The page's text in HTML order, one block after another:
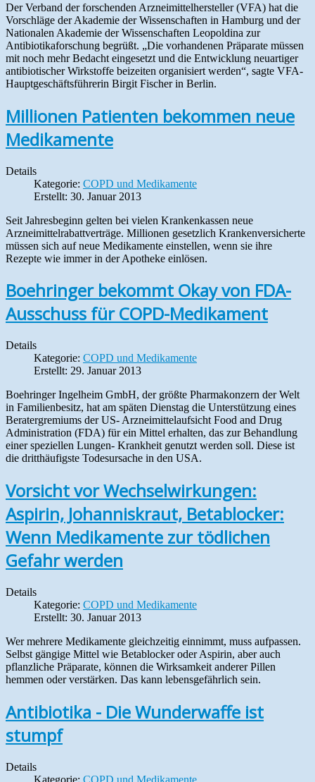
Der Verband der forschenden Arzneimittelhersteller (VFA) hat die
Vorschläge der Akademie der Wissenschaften in Hamburg und der
Nationalen Akademie der Wissenschaften Leopoldina zur
Antibiotikaforschung begrüßt. „Die vorhandenen Präparate müssen
mit noch mehr Bedacht eingesetzt und die Entwicklung neuartiger
antibiotischer Wirkstoffe beizeiten organisiert werden“, sagte VFA-
Hauptgeschäfts­führerin Birgit Fischer in Berlin.
Millionen Patienten bekommen neue
Medikamente
Details
Kategorie: COPD und Medikamente
Erstellt: 30. Januar 2013
Seit Jahresbeginn gelten bei vielen Krankenkassen neue
Arzneimittelrabattverträge. Millionen gesetzlich Krankenversicherte
müssen sich auf neue Medikamente einstellen, wenn sie ihre
Rezepte wie immer in der Apotheke einlösen.
Boehringer bekommt Okay von FDA-
Ausschuss für COPD-Medikament
Details
Kategorie: COPD und Medikamente
Erstellt: 29. Januar 2013
Boehringer Ingelheim GmbH, der größte Pharmakonzern der Welt
in Familienbesitz, hat am späten Dienstag die Unterstützung eines
Beratergremiums der US- Arzneimittelaufsicht Food and Drug
Administration (FDA) für ein Mittel erhalten, das zur Behandlung
einer speziellen Lungen- Krankheit genutzt werden soll. Diese ist
die dritthäufigste Todesursache in den USA.
Vorsicht vor Wechselwirkungen:
Aspirin, Johanniskraut, Betablocker:
Wenn Medikamente zur tödlichen
Gefahr werden
Details
Kategorie: COPD und Medikamente
Erstellt: 30. Januar 2013
Wer mehrere Medikamente gleichzeitig einnimmt, muss aufpassen.
Selbst gängige Mittel wie Betablocker oder Aspirin, aber auch
pflanzliche Präparate, können die Wirksamkeit anderer Pillen
hemmen oder verstärken. Das kann lebensgefährlich sein.
Antibiotika - Die Wunderwaffe ist
stumpf
Details
Kategorie: COPD und Medikamente